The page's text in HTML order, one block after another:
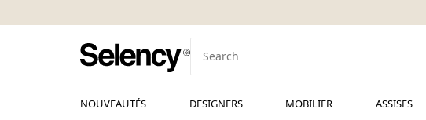
NOUVEAUTÉS DESIGNERS MOBILIER ASSISES